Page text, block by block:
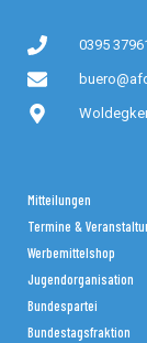
0395
Mitteilungen
Termine &
Werbemittelshop
Jugendorganisation
Bundespartei
Bundestagsfraktion